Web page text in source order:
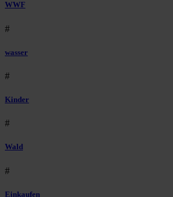
WWF
#
wasser
#
Kinder
#
Wald
#
Einkaufen